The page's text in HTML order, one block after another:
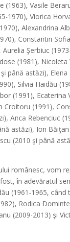
(1963), Vasile
1970), Viorica
Alexandrina
Constantin
Şerbiuc
(1981),
până astăzi),
Silvia Haidău
(1991),
Croitoru (1991),
Anca Rebenciuc
astăzi), Ion
(2010 şi până
românesc, vom
în adevăratul
(1961-1965,
Rodica
(2009-2013) şi